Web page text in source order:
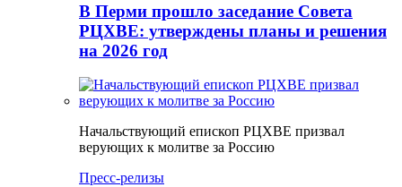
В Перми прошло заседание Совета
РЦХВЕ: утверждены планы и решения
на 2026 год
Начальствующий епископ РЦХВЕ призвал
верующих к молитве за Россию
Пресс-релизы